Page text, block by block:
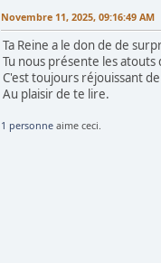
Novembre 11, 2025, 09:16:49 AM
Ta Reine a le don de de
Tu nous présente les
C'est toujours réjouissant
Au plaisir de te lire.
1 personne aime ceci.